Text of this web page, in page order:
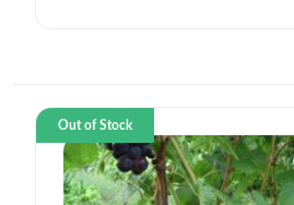
Out of Stock